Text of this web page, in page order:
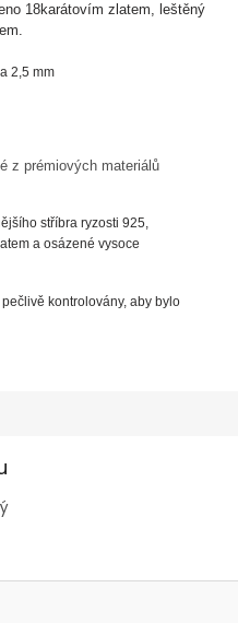
18karátovím zlatem, leštěný
2,5 mm
z prémiových materiálů
stříbra ryzosti 925,
a osázené vysoce
kontrolovány, aby bylo